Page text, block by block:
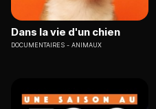
Dans la vie d'un chien
DOCUMENTAIRES ANIMAUX